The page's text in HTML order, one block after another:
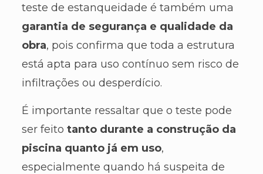
teste de estanqueidade é também uma
garantia de segurança e qualidade da
obra, pois confirma que toda a estrutura
está apta para uso contínuo sem risco de
infiltrações ou desperdício.
É importante ressaltar que o teste pode
ser feito tanto durante a construção da
piscina quanto já em uso,
especialmente quando há suspeita de